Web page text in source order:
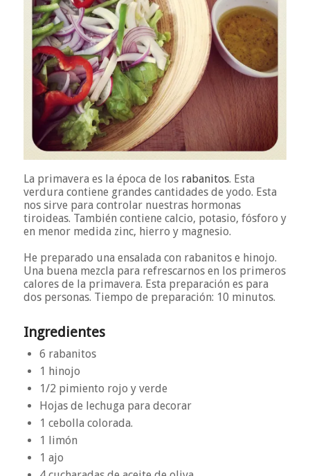
La primavera es la época de los rabanitos. Esta
verdura contiene grandes cantidades de yodo. Esta
nos sirve para controlar nuestras hormonas
tiroideas. También contiene calcio, potasio, fósforo y
en menor medida zinc, hierro y magnesio.
He preparado una ensalada con rabanitos e hinojo.
Una buena mezcla para refrescarnos en los primeros
calores de la primavera. Esta preparación es para
dos personas. Tiempo de preparación: 10 minutos.
Ingredientes
6 rabanitos
1 hinojo
1/2 pimiento rojo y verde
Hojas de lechuga para decorar
1 cebolla colorada.
1 limón
1 ajo